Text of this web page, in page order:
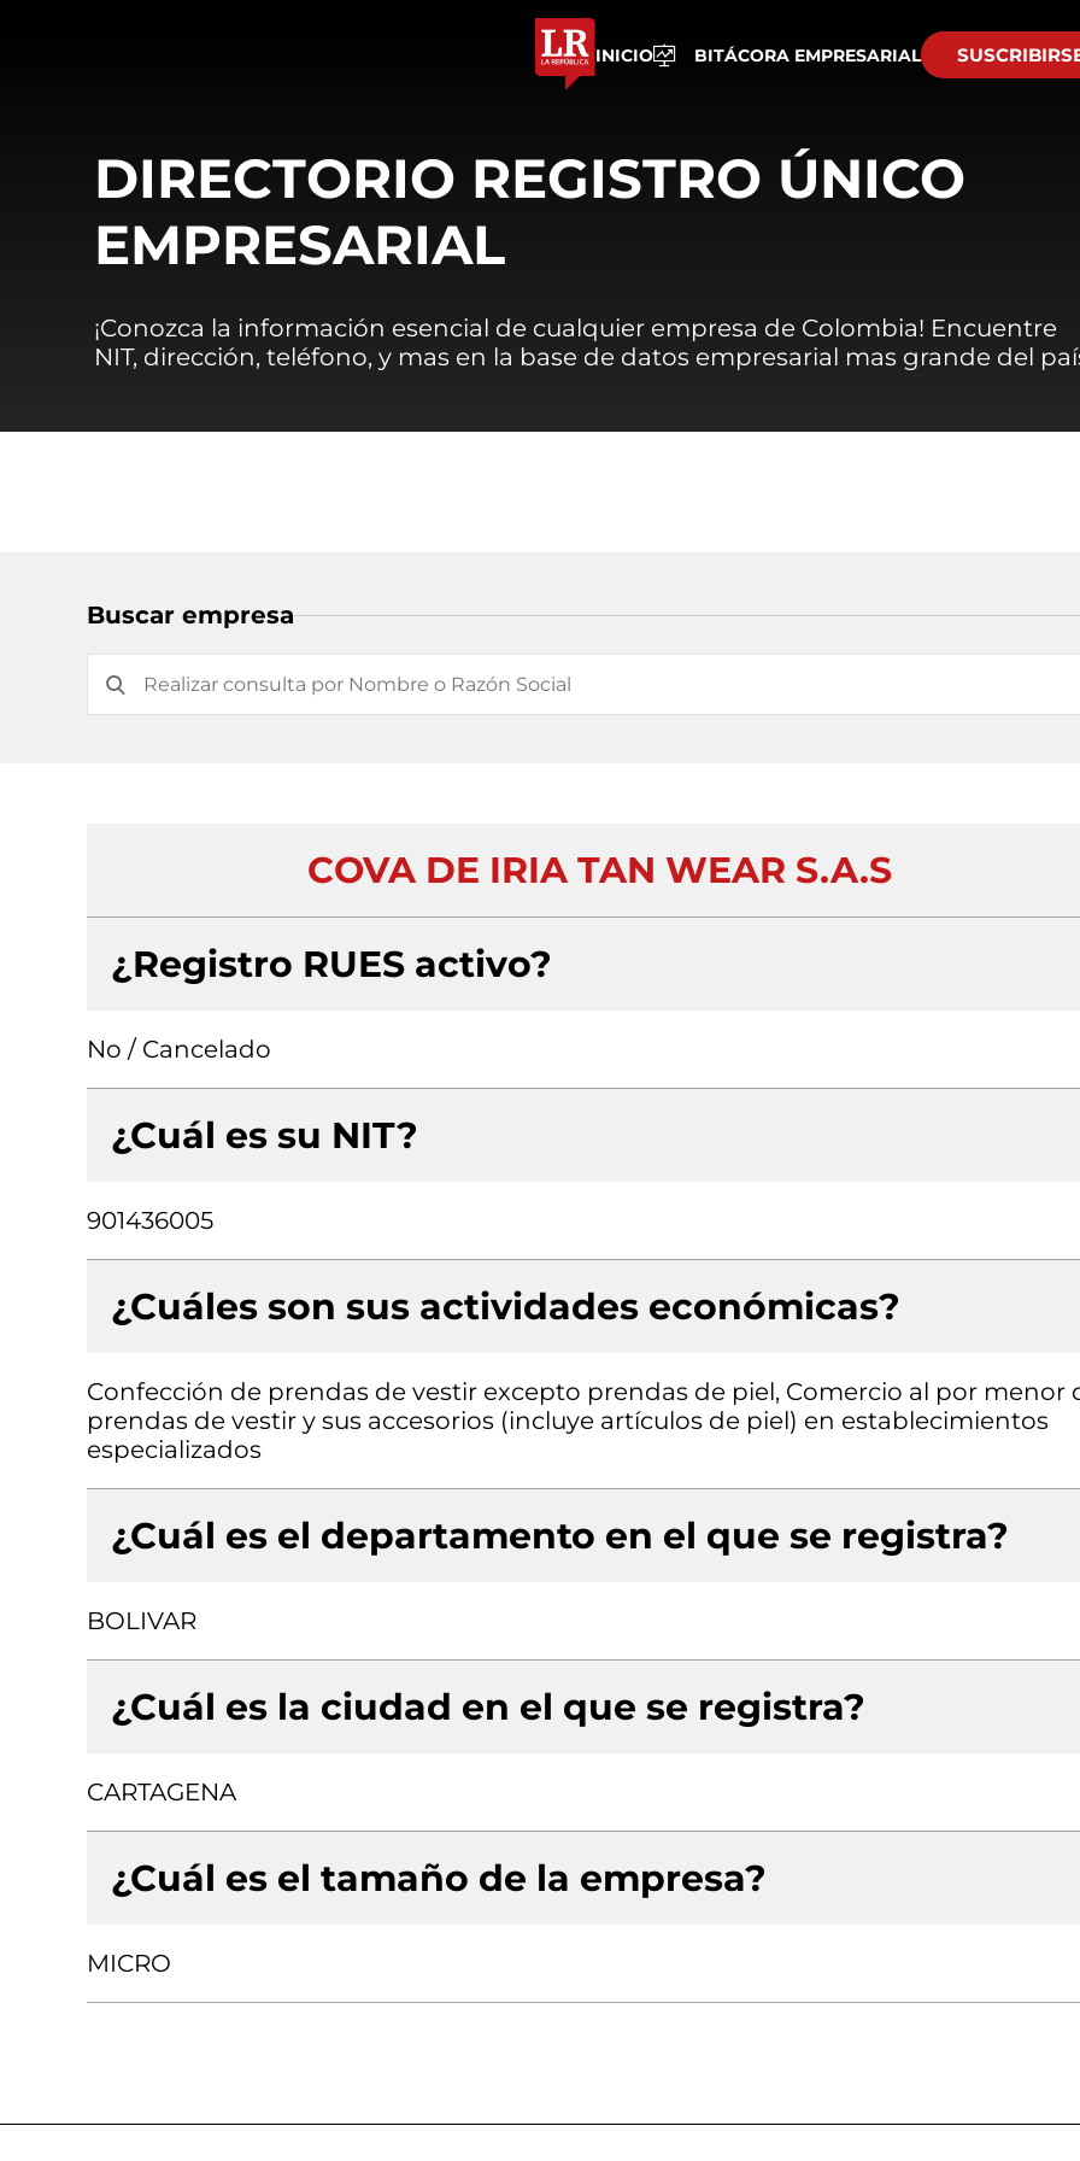
INICIO BITÁCORA EMPRESARIAL
DIRECTORIO REGISTRO ÚNICO
EMPRESARIAL
¡Conozca la información esencial de cualquier empresa de Colombia! Encuentre
NIT, dirección, teléfono, y mas en la base de datos empresarial mas grande del
Buscar empresa
COVA DE IRIA TAN WEAR S.A.S
¿Registro RUES activo?
No / Cancelado
¿Cuál es su NIT?
901436005
¿Cuáles son sus actividades económicas?
Confección de prendas de vestir excepto prendas de piel, Comercio al por menor
prendas de vestir y sus accesorios (incluye artículos de piel) en establecimientos
especializados
¿Cuál es el departamento en el que se registra?
BOLIVAR
¿Cuál es la ciudad en el que se registra?
CARTAGENA
¿Cuál es el tamaño de la empresa?
MICRO